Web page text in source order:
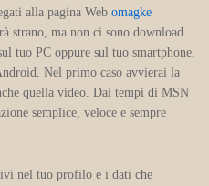
alla pagina Web omagke
strano, ma non ci sono download
tuo PC oppure sul tuo smartphone,
Nel primo caso avvierai la
quella video. Dai tempi di MSN
semplice, veloce e sempre
nel tuo profilo e i dati che